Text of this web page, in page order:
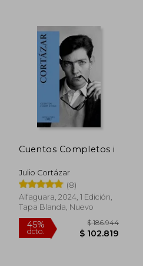
$ 88.840
Cuentos Completos i
Julio Cortázar
(8)
Alfaguara, 2024, 1 Edición,
Tapa Blanda, Nuevo